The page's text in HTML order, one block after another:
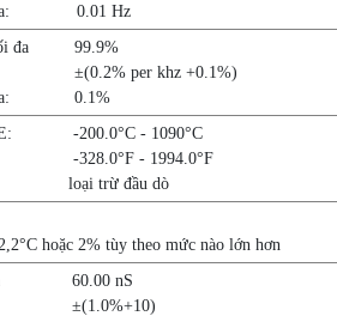
0.01 Hz
đa
99.9%
±(0.2% per khz +0.1%)
0.1%
-200.0°C - 1090°C
-328.0°F - 1994.0°F
loại trừ đầu dò
hoặc 2% tùy theo mức nào lớn hơn
60.00 nS
±(1.0%+10)